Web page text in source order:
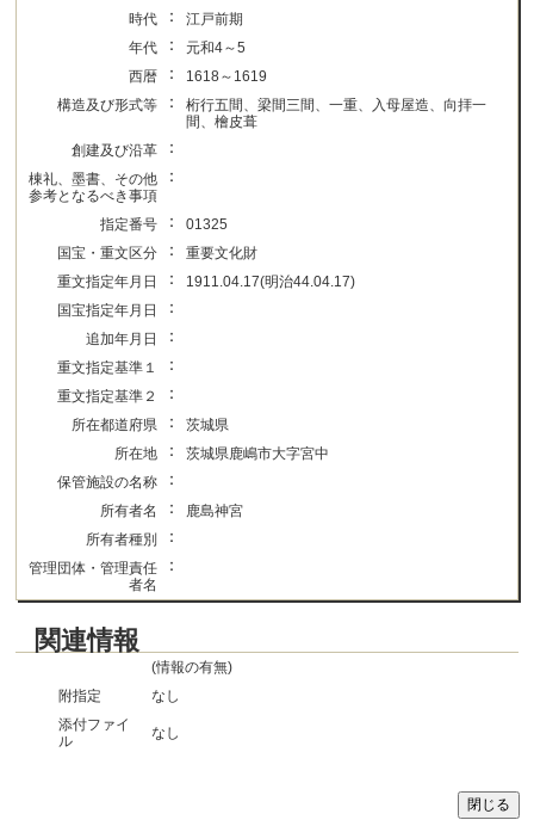
時代
：
江戸前期
年代
：
元和4～5
西暦
：
1618～1619
構造及び形式等
：
桁行五間、梁間三間、一重、入母屋造、向拝一
間、檜皮葺
創建及び沿革
：
棟礼、墨書、その他
参考となるべき事項
：
指定番号 ：
01325
国宝・重文区分
：
重要文化財
重文指定年月日
：
1911.04.17(明治44.04.17)
国宝指定年月日
：
追加年月日 ：
重文指定基準１ ：
重文指定基準２ ：
所在都道府県 ：
茨城県
所在地
：
茨城県鹿嶋市大字宮中
保管施設の名称
：
所有者名 ：
鹿島神宮
所有者種別
：
管理団体・管理責任
者名
：
関連情報
(情報の有無)
附指定
なし
添付ファイ
ル
なし